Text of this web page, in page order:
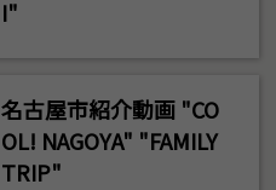
I"
名古屋市紹介動画 "CO
OL! NAGOYA" "FAMILY
TRIP"